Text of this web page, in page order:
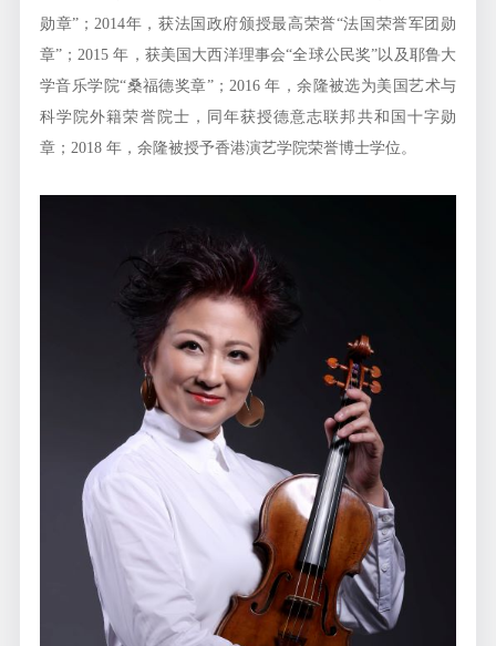
勋章”；2014年，获法国政府颁授最高荣誉“法国荣誉军团勋
章”；2015 年，获美国大西洋理事会“全球公民奖”以及耶鲁大
学音乐学院“桑福德奖章”；2016 年，余隆被选为美国艺术与
科学院外籍荣誉院士，同年获授德意志联邦共和国十字勋
章；2018 年，余隆被授予香港演艺学院荣誉博士学位。